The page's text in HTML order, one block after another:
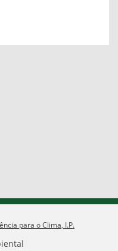
para o Clima, I.P.